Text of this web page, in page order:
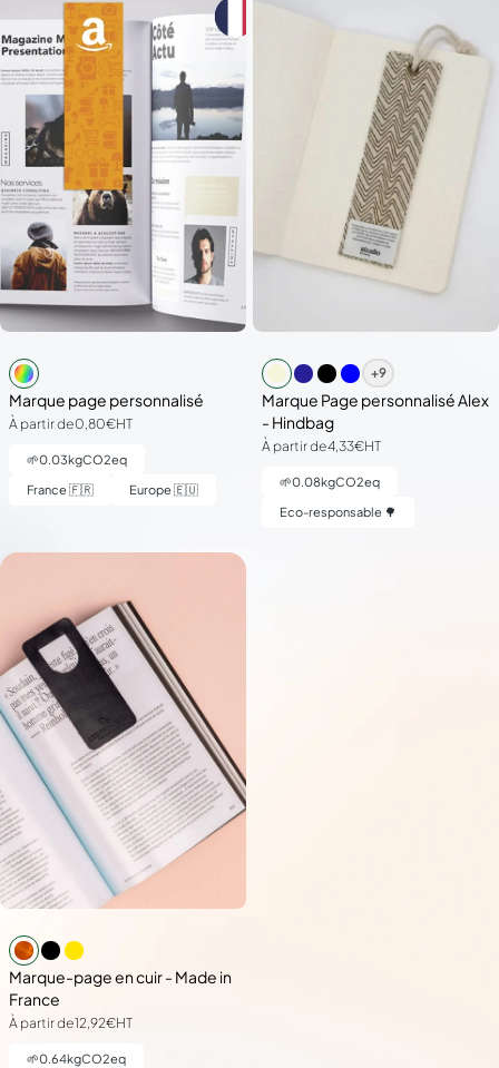
Marque page personnalisé
À partir de0,80€HT
🌱0.03kgCO2eq
France 🇫🇷 Europe 🇪🇺
+9
Marque Page personnalisé Alex
- Hindbag
À partir de4,33€HT
🌱0.08kgCO2eq
Eco-responsable 🌳
Marque-page en cuir - Made in
France
À partir de12,92€HT
🌱0.64kgCO2eq